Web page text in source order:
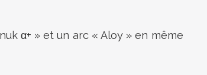
α+ » et un arc « Aloy » en même